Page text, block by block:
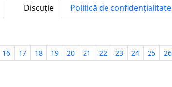
Discuție Politică de confidențialitate
16 17 18 19 20 21 22 23 24 25 26